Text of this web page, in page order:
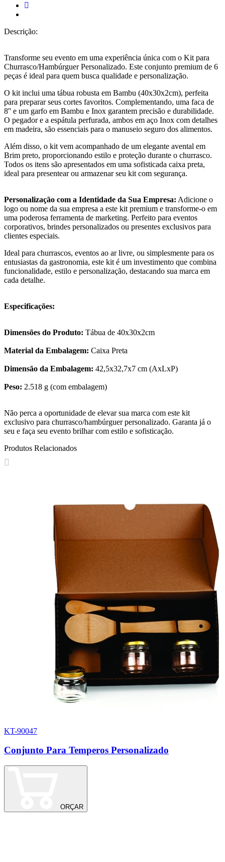
Descrição:
Transforme seu evento em uma experiência única com o Kit para
Churrasco/Hambúrguer Personalizado. Este conjunto premium de 6
peças é ideal para quem busca qualidade e personalização.
O kit inclui uma tábua robusta em Bambu (40x30x2cm), perfeita
para preparar seus cortes favoritos. Complementando, uma faca de
8'' e um garfo em Bambu e Inox garantem precisão e durabilidade.
O pegador e a espátula perfurada, ambos em aço Inox com detalhes
em madeira, são essenciais para o manuseio seguro dos alimentos.
Além disso, o kit vem acompanhado de um elegante avental em
Brim preto, proporcionando estilo e proteção durante o churrasco.
Todos os itens são apresentados em uma sofisticada caixa preta,
ideal para presentear ou armazenar seu kit com segurança.
Personalização com a Identidade da Sua Empresa: Adicione o
logo ou nome da sua empresa a este kit premium e transforme-o em
uma poderosa ferramenta de marketing. Perfeito para eventos
corporativos, brindes personalizados ou presentes exclusivos para
clientes especiais.
Ideal para churrascos, eventos ao ar livre, ou simplesmente para os
entusiastas da gastronomia, este kit é um investimento que combina
funcionalidade, estilo e personalização, destacando sua marca em
cada detalhe.
Especificações:
Dimensões do Produto: Tábua de 40x30x2cm
Material da Embalagem: Caixa Preta
Dimensão da Embalagem: 42,5x32,7x7 cm (AxLxP)
Peso: 2.518 g (com embalagem)
Não perca a oportunidade de elevar sua marca com este kit
exclusivo para churrasco/hambúrguer personalizado. Garanta já o
seu e faça seu evento brilhar com estilo e sofisticação.
Produtos Relacionados
KT-90047
Conjunto Para Temperos Personalizado
ORÇAR